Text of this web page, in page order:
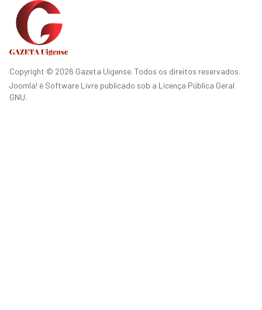
Copyright © 2026 Gazeta Uigense. Todos os direitos reservados.
Joomla! é Software Livre publicado sob a Licença Pública Geral
GNU.